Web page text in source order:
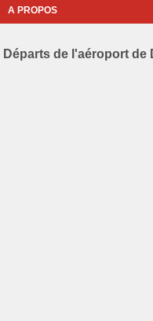
A PROPOS
Départs de l'aéroport de